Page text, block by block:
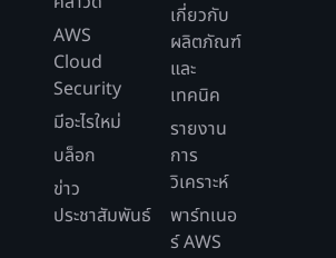
AWS
Cloud
Security
มีอะไรใหม่
บล็อก
ข่าว
ประชาสัมพันธ์
เกี่ยวกับ
ผลิตภัณฑ์
และ
เทคนิค
รายงาน
การ
วิเคราะห์
พาร์ทเนอ
ร์ AWS